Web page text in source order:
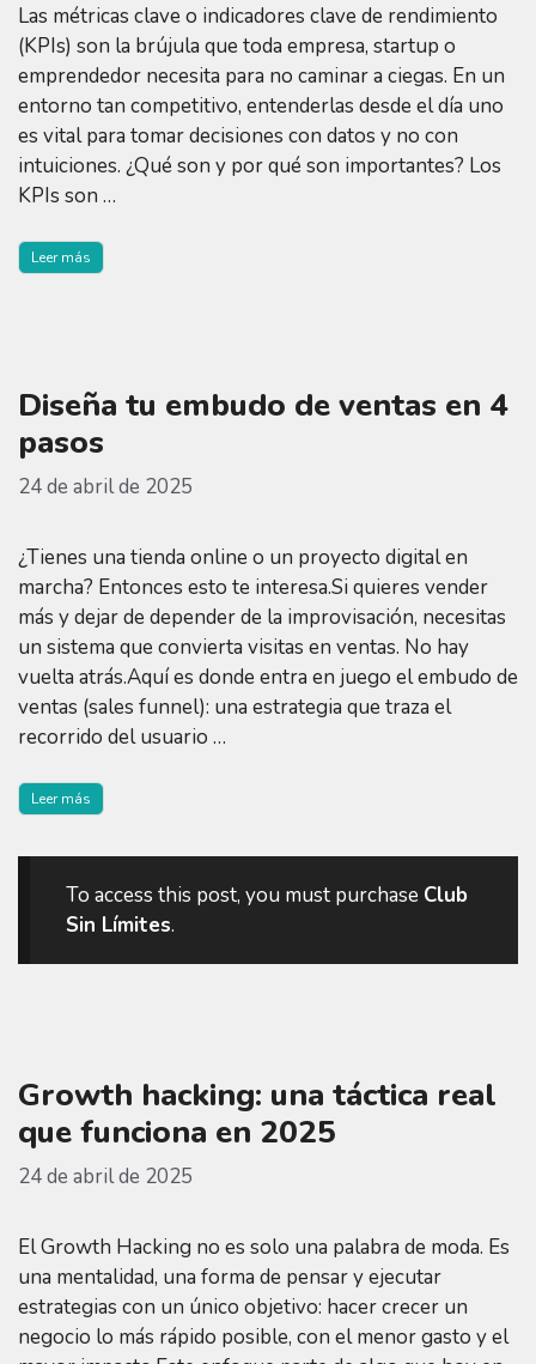
Las métricas clave o indicadores clave de rendimiento
(KPIs) son la brújula que toda empresa, startup o
emprendedor necesita para no caminar a ciegas. En un
entorno tan competitivo, entenderlas desde el día uno
es vital para tomar decisiones con datos y no con
intuiciones. ¿Qué son y por qué son importantes? Los
KPIs son …
Leer más
Diseña tu embudo de ventas en 4
pasos
24 de abril de 2025
¿Tienes una tienda online o un proyecto digital en
marcha? Entonces esto te interesa.Si quieres vender
más y dejar de depender de la improvisación, necesitas
un sistema que convierta visitas en ventas. No hay
vuelta atrás.Aquí es donde entra en juego el embudo de
ventas (sales funnel): una estrategia que traza el
recorrido del usuario …
Leer más
To access this post, you must purchase Club
Sin Límites.
Growth hacking: una táctica real
que funciona en 2025
24 de abril de 2025
El Growth Hacking no es solo una palabra de moda. Es
una mentalidad, una forma de pensar y ejecutar
estrategias con un único objetivo: hacer crecer un
negocio lo más rápido posible, con el menor gasto y el